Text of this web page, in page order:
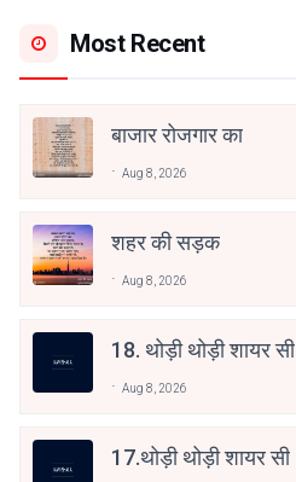
Most Recent
बाजार रोजगार का
Aug 8, 2026
शहर की सड़क
Aug 8, 2026
18. थोड़ी थोड़ी शायर सी
Aug 8, 2026
17.थोड़ी थोड़ी शायर सी